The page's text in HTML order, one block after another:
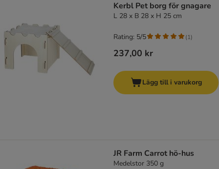
Kerbl Pet borg för gnagare
L 28 x B 28 x H 25 cm
237,00 kr
Rating: 5/5 (1)
Lägg till i varukorg
JR Farm Carrot hö-hus
Medelstor 350 g